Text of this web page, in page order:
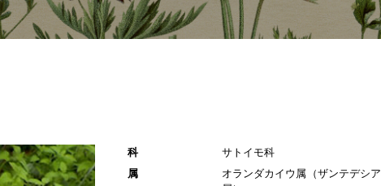
科
サトイモ科
属
オランダカイウ属（ザンテデシア